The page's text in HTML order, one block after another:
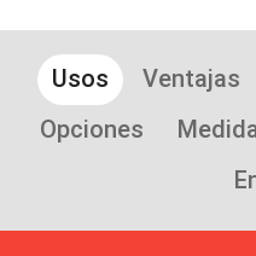
Usos Ventajas
Opciones